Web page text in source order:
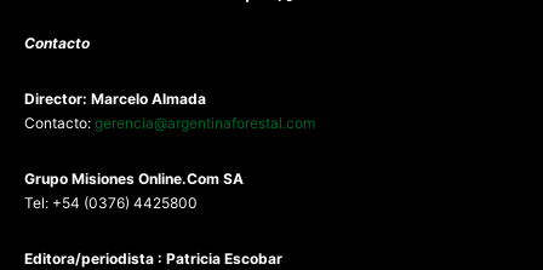
Contacto
Director: Marcelo Almada
Contacto: gerencia@argentinaforestal.com
Grupo Misiones Online.Com SA
Tel: +54 (0376) 4425800
Editora/periodista : Patricia Escobar